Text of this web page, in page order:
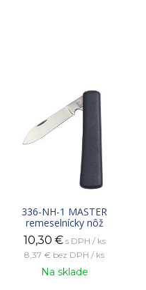
336-NH-1 MASTER
remeselnícky nôž
10,30 € s DPH / ks
8,37 € bez DPH / ks
Na sklade